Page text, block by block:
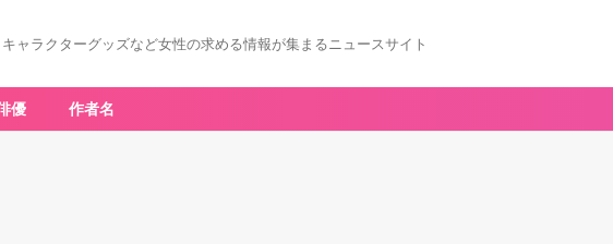
ャラクターグッズなど女性の求める情報が集まるニュースサイト
優 作者名